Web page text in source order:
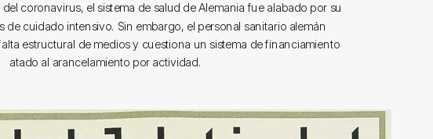
coronavirus, el sistema de salud de Alemania fue alabado por su
de cuidado intensivo. Sin embargo, el personal sanitario alemán
estructural de medios y cuestiona un sistema de financiamiento
atado al arancelamiento por actividad.